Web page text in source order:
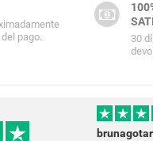
pago.
30